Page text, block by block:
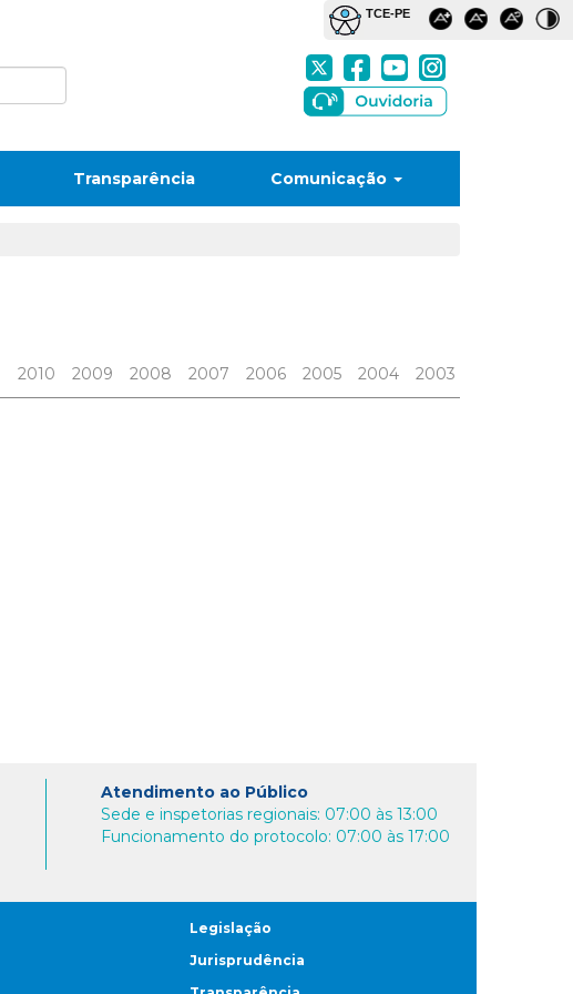
Transparência Comunicação
2010 2009 2008 2007 2006 2005 2004
2003
Atendimento ao Público
Sede e inspetorias regionais: 07:00 às 13:00
Funcionamento do protocolo: 07:00 às 17:00
Legislação
Jurisprudência